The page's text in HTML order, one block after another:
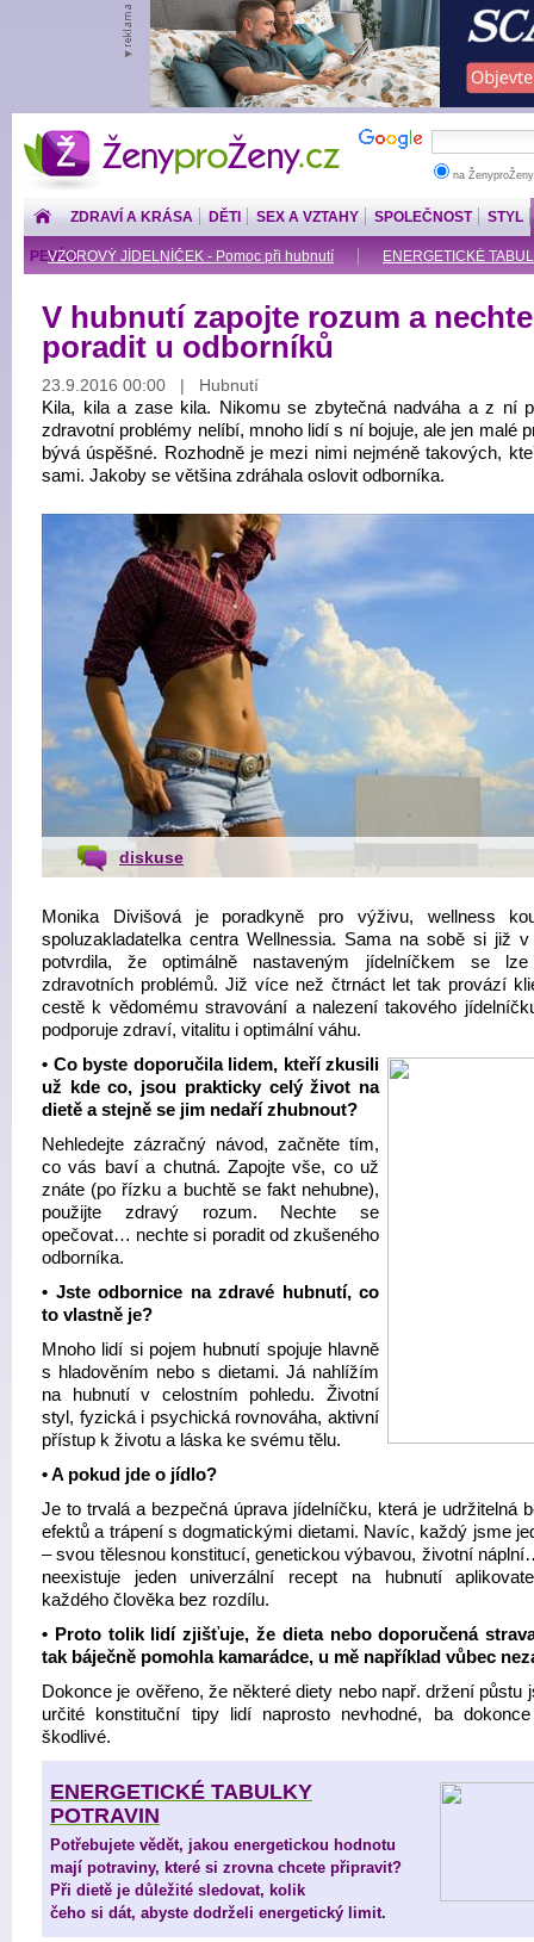
ŽenyproŽeny.cz
na
ZDRAVÍ A KRÁSA DĚTI SEX A VZTAHY SPOLEČNOST STYL
VZOROVÝ JÍDELNÍČEK - Pomoc při hubnutí ENERGETICKÉ
PENÍZE
V hubnutí zapojte rozum a
poradit u odborníků
23.9.2016 00:00 | Hubnutí
Kila, kila a zase kila. Nikomu se zbytečná nadváha a z ní
zdravotní problémy nelíbí, mnoho lidí s ní bojuje, ale jen malé
bývá úspěšné. Rozhodně je mezi nimi nejméně takových,
sami. Jakoby se většina zdráhala oslovit odborníka.
diskuse
Monika Divišová je poradkyně pro výživu, wellness
spoluzakladatelka centra Wellnessia. Sama na sobě si již
potvrdila, že optimálně nastaveným jídelníčkem se
zdravotních problémů. Již více než čtrnáct let tak provází
cestě k vědomému stravování a nalezení takového
podporuje zdraví, vitalitu i optimální váhu.
• Co byste doporučila lidem, kteří zkusili
už kde co, jsou prakticky celý život na
dietě a stejně se jim nedaří zhubnout?
Nehledejte zázračný návod, začněte tím,
co vás baví a chutná. Zapojte vše, co už
znáte (po řízku a buchtě se fakt nehubne),
použijte zdravý rozum. Nechte se
opečovat… nechte si poradit od zkušeného
odborníka.
• Jste odbornice na zdravé hubnutí, co
to vlastně je?
Mnoho lidí si pojem hubnutí spojuje hlavně
s hladověním nebo s dietami. Já nahlížím
na hubnutí v celostním pohledu. Životní
styl, fyzická i psychická rovnováha, aktivní
přístup k životu a láska ke svému tělu.
• A pokud jde o jídlo?
Je to trvalá a bezpečná úprava jídelníčku, která je udržitelná
efektů a trápení s dogmatickými dietami. Navíc, každý jsme
– svou tělesnou konstitucí, genetickou výbavou, životní
neexistuje jeden univerzální recept na hubnutí
každého člověka bez rozdílu.
• Proto tolik lidí zjišťuje, že dieta nebo doporučená
tak báječně pomohla kamarádce, u mě například vůbec
Dokonce je ověřeno, že některé diety nebo např. držení půstu
určité konstituční tipy lidí naprosto nevhodné, ba
škodlivé.
ENERGETICKÉ TABULKY
POTRAVIN
Potřebujete vědět, jakou energetickou hodnotu
mají potraviny, které si zrovna chcete připravit?
Při dietě je důležité sledovat, kolik
čeho si dát, abyste dodrželi energetický limit.